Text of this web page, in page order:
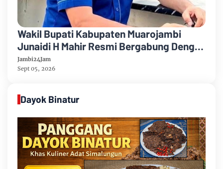
Wakil Bupati Kabupaten Muarojambi
Junaidi H Mahir Resmi Bergabung Dengan
Partai Demikrat
Jambi24Jam
Sept 05, 2026
Dayok Binatur